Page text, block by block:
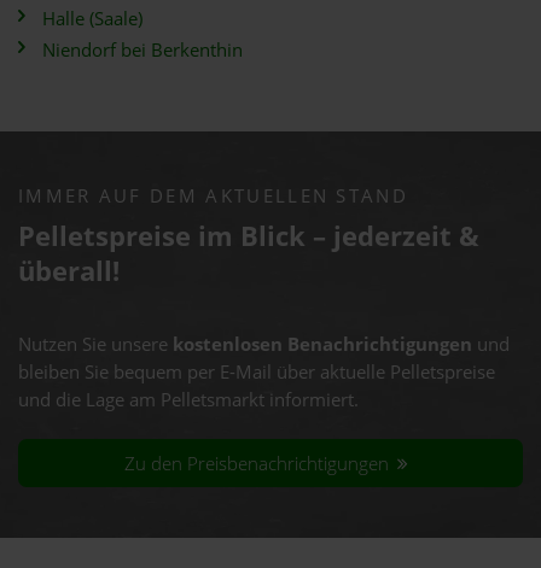
Halle (Saale)
Niendorf bei Berkenthin
IMMER AUF DEM AKTUELLEN STAND
Pelletspreise im Blick – jederzeit &
überall!
Nutzen Sie unsere kostenlosen Benachrichtigungen und
bleiben Sie bequem per E-Mail über aktuelle Pelletspreise
und die Lage am Pelletsmarkt informiert.
Zu den Preisbenachrichtigungen